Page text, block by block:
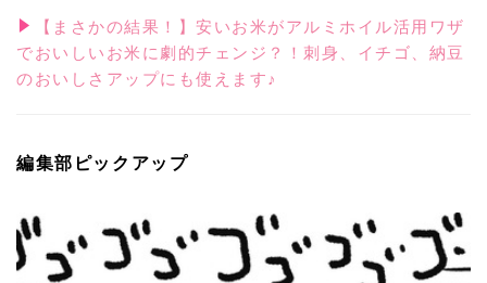
【まさかの結果！】安いお米がアルミホイル活用ワザ
でおいしいお米に劇的チェンジ？！刺身、イチゴ、納豆
のおいしさアップにも使えます♪
編集部ピックアップ